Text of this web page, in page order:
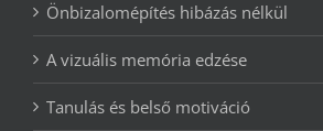
Önbizalomépítés hibázás nélkül
A vizuális memória edzése
Tanulás és belső motiváció